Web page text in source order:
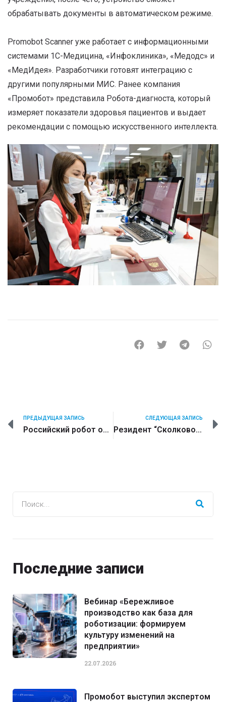
обрабатывать документы в автоматическом режиме.
Promobot Scanner уже работает с информационными
системами 1С-Медицина, «Инфоклиника», «Медодс» и
«МедИдея». Разработчики готовят интеграцию с
другими популярными МИС. Ранее компания
«Промобот» представила Робота-диагноста, который
измеряет показатели здоровья пациентов и выдает
рекомендации с помощью искусственного интеллекта.
ПРЕДЫДУЩАЯ ЗАПИСЬ
Российский робот обучает норвежских детей физике и химии
СЛЕДУЮЩАЯ ЗАПИСЬ
Резидент “Сколково” разработал робота-двойника с руками
Последние записи
Вебинар «Бережливое
производство как база для
роботизации: формируем
культуру изменений на
предприятии»
22.07.2026
Промобот выступил экспертом